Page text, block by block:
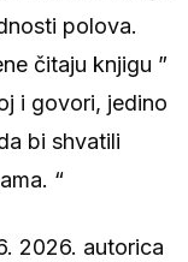
polova.
čitaju knjigu ”
i govori, jedino
bi shvatili
“
2026. autorica